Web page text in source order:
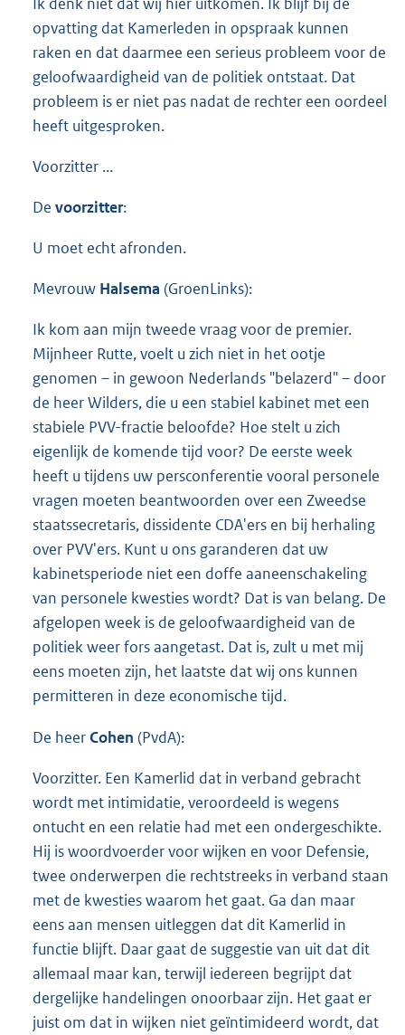
opvatting dat Kamerleden in opspraak kunnen
raken en dat daarmee een serieus probleem voor de
geloofwaardigheid van de politiek ontstaat. Dat
probleem is er niet pas nadat de rechter een oordeel
heeft uitgesproken.
Voorzitter ...
De voorzitter:
U moet echt afronden.
Mevrouw Halsema (GroenLinks):
Ik kom aan mijn tweede vraag voor de premier.
Mijnheer Rutte, voelt u zich niet in het ootje
genomen – in gewoon Nederlands "belazerd" – door
de heer Wilders, die u een stabiel kabinet met een
stabiele PVV-fractie beloofde? Hoe stelt u zich
eigenlijk de komende tijd voor? De eerste week
heeft u tijdens uw persconferentie vooral personele
vragen moeten beantwoorden over een Zweedse
staatssecretaris, dissidente CDA'ers en bij herhaling
over PVV'ers. Kunt u ons garanderen dat uw
kabinetsperiode niet een doffe aaneenschakeling
van personele kwesties wordt? Dat is van belang. De
afgelopen week is de geloofwaardigheid van de
politiek weer fors aangetast. Dat is, zult u met mij
eens moeten zijn, het laatste dat wij ons kunnen
permitteren in deze economische tijd.
De heerCohen (PvdA):
Voorzitter. Een Kamerlid dat in verband gebracht
wordt met intimidatie, veroordeeld is wegens
ontucht en een relatie had met een ondergeschikte.
Hij is woordvoerder voor wijken en voor Defensie,
twee onderwerpen die rechtstreeks in verband staan
met de kwesties waarom het gaat. Ga dan maar
eens aan mensen uitleggen dat dit Kamerlid in
functie blijft. Daar gaat de suggestie van uit dat dit
allemaal maar kan, terwijl iedereen begrijpt dat
dergelijke handelingen onoorbaar zijn. Het gaat er
juist om dat in wijken niet geïntimideerd wordt, dat